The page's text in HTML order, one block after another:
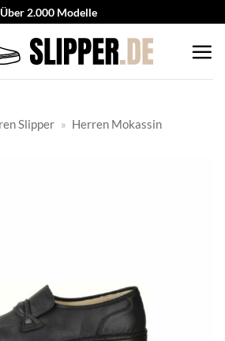
Über 2.000 Modelle
Slipper » Herren Mokassin